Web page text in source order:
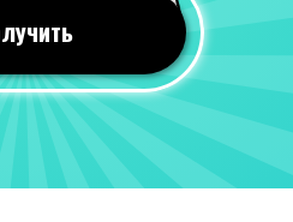
почистили
понравилось, со всеми